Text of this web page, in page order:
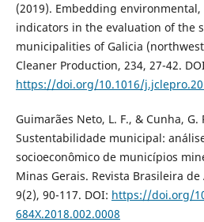
(2019). Embedding
indicators in the evaluation of the
municipalities of Galicia
Cleaner Production, 234, 27-42.
https://doi.org/10.1016/
Guimarães Neto, L. F., & Cunha, G.
Sustentabilidade municipal:
socioeconômico de municípios
Minas Gerais. Revista Brasileira
9(2), 90-117. DOI: https://doi.org/
684X.2018.002.0008